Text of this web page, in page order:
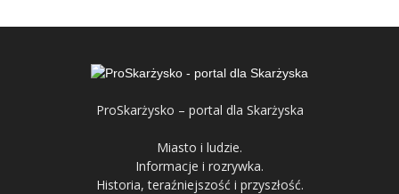
ProSkarżysko – portal dla Skarżyska
Miasto i ludzie.
Informacje i rozrywka.
Historia, teraźniejszość i przyszłość.